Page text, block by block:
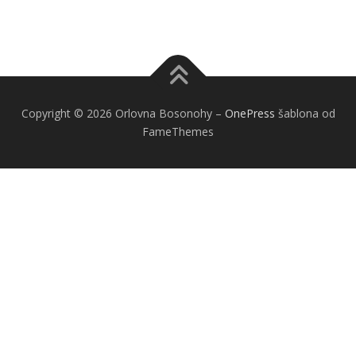
Copyright © 2026 Orlovna Bosonohy – OnePress šablona od
FameThemes